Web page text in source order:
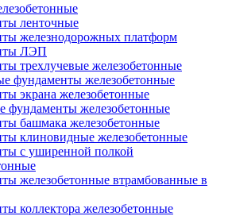
ленточные
железнодорожных платформ
ЛЭП
трехлучевые железобетонные
фундаменты железобетонные
экрана железобетонные
фундаменты железобетонные
башмака железобетонные
клиновидные железобетонные
с уширенной полкой
железобетонные втрамбованные в
коллектора железобетонные